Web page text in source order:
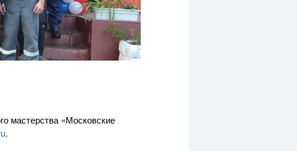
мастерства «Московские
.